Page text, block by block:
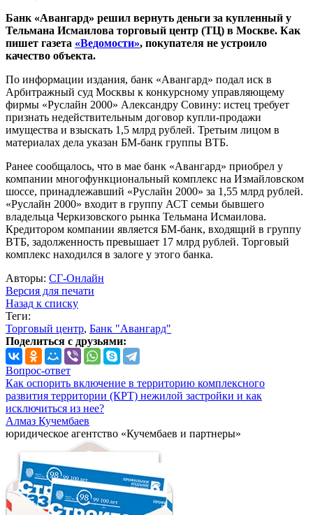
Банк «Авангард» решил вернуть деньги за купленный у
Тельмана Исмаилова торговый центр (ТЦ) в Москве. Как
пишет газета «Ведомости», покупателя не устроило
качество объекта.
По информации издания, банк «Авангард» подал иск в
Арбитражный суд Москвы к конкурсному управляющему
фирмы «Руслайн 2000» Александру Совину: истец требует
признать недействительным договор купли-продажи
имущества и взыскать 1,5 млрд рублей. Третьим лицом в
материалах дела указан БМ-банк группы ВТБ.
Ранее сообщалось, что в мае банк «Авангард» приобрел у
компании многофункциональный комплекс на Измайловском
шоссе, принадлежавший «Руслайн 2000» за 1,55 млрд рублей.
«Руслайн 2000» входит в группу АСТ семьи бывшего
владельца Черкизовского рынка Тельмана Исмаилова.
Кредитором компании является БМ-банк, входящий в группу
ВТБ, задолженность превышает 17 млрд рублей. Торговый
комплекс находился в залоге у этого банка.
Авторы: СГ-Онлайн
Версия для печати
Назад к списку
Теги:
Торговый центр, Банк "Авангард"
Поделиться с друзьями:
Вопрос-ответ
Как оспорить включение в территорию комплексного
развития территории (КРТ) нежилой застройки и как
исключиться из нее?
Алмаз Кучембаев
юридическое агентство «Кучембаев и партнеры»